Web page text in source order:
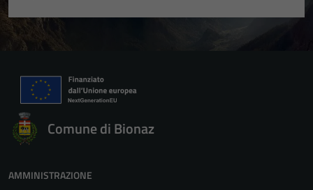
Comune di Bionaz
AMMINISTRAZIONE